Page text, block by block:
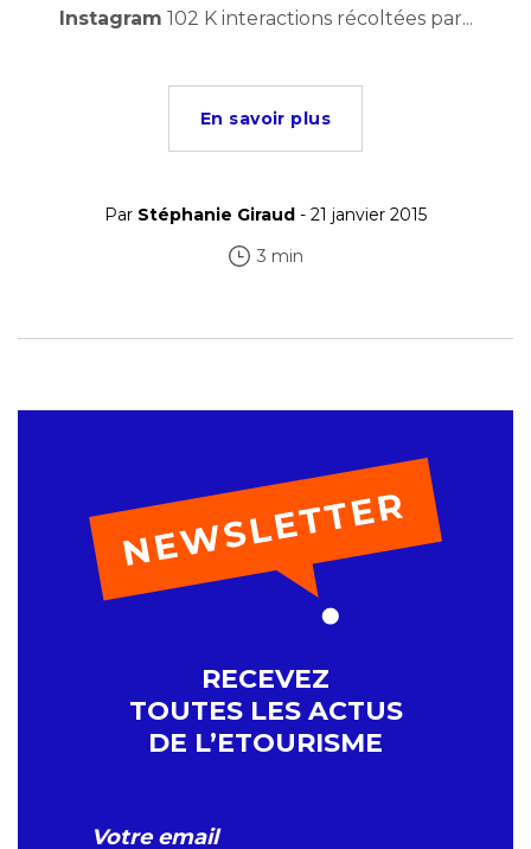
Instagram 102 K interactions récoltées par...
En savoir plus
Par Stéphanie Giraud - 21 janvier 2015
3 min
RECEVEZ
TOUTES LES ACTUS
DE L’ETOURISME